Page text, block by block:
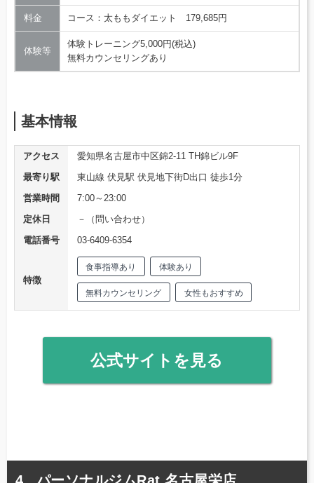
料金 コース：太ももダイエット 179,685円
体験等
体験トレーニング5,000円(税込)
無料カウンセリングあり
基本情報
アクセス
愛知県名古屋市中区錦2-11 TH錦ビル9F
最寄り駅
東山線 伏見駅 伏見地下街D出口 徒歩1分
営業時間
7:00～23:00
定休日
－（問い合わせ）
電話番号
03-6409-6354
特徴
食事指導あり 体験あり
無料カウンセリング 女性もおすすめ
公式サイトを見る